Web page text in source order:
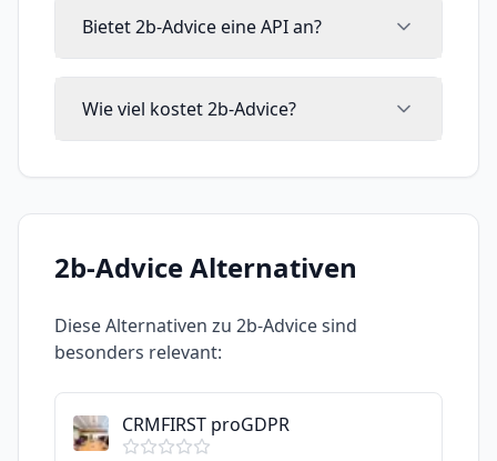
Bietet 2b-Advice eine API an?
Wie viel kostet 2b-Advice?
2b-AdviceAlternativen
Diese Alternativen zu 2b-Advicesind
besonders relevant:
CRMFIRST proGDPR